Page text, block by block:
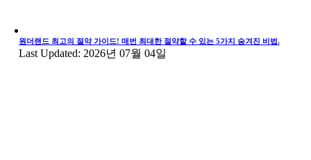
원더랜드 최고의 절약 가이드! 매번 최대한 절약할 수 있는 5가지 숨겨진 비법.
Last Updated: 2026년 07월 04일